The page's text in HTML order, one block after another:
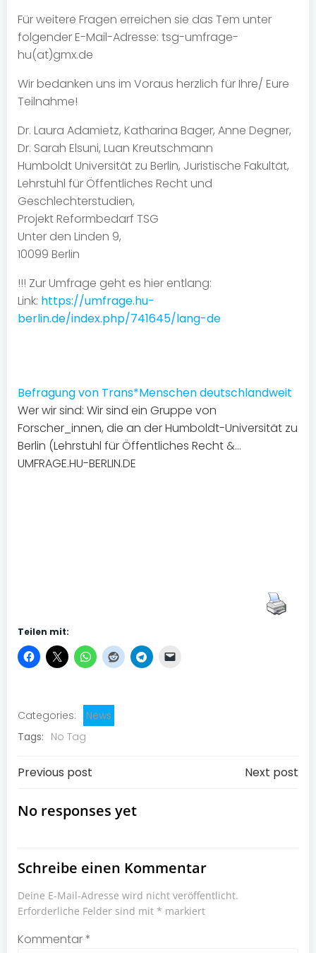
Für weitere Fragen erreichen sie das Tem unter
folgender E-Mail-Adresse: tsg-umfrage-
hu(at)gmx.de
Wir bedanken uns im Voraus herzlich für Ihre/ Eure
Teilnahme!
Dr. Laura Adamietz, Katharina Bager, Anne Degner,
Dr. Sarah Elsuni, Luan Kreutschmann
Humboldt Universität zu Berlin, Juristische Fakultät,
Lehrstuhl für Öffentliches Recht und
Geschlechterstudien,
Projekt Reformbedarf TSG
Unter den Linden 9,
10099 Berlin
!!! Zur Umfrage geht es hier entlang:
Link: https://umfrage.hu-
berlin.de/index.php/741645/lang-de
Befragung von Trans*Menschen deutschlandweit
Wer wir sind: Wir sind ein Gruppe von
Forscher_innen, die an der Humboldt-Universität zu
Berlin (Lehrstuhl für Öffentliches Recht &…
UMFRAGE.HU-BERLIN.DE
Teilen mit:
Categories:
News
Tags: No Tag
Post
navigation
Previous post Next post
No responses yet
Schreibe einen Kommentar
Deine E-Mail-Adresse wird nicht veröffentlicht.
Erforderliche Felder sind mit * markiert
Kommentar*